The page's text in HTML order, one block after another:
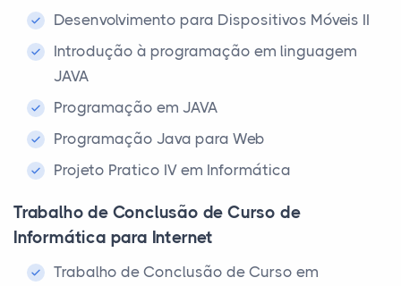
Desenvolvimento para Dispositivos Móveis II
Introdução à programação em linguagem
JAVA
Programação em JAVA
Programação Java para Web
Projeto Pratico IV em Informática
Trabalho de Conclusão de Curso de
Informática para Internet
Trabalho de Conclusão de Curso em